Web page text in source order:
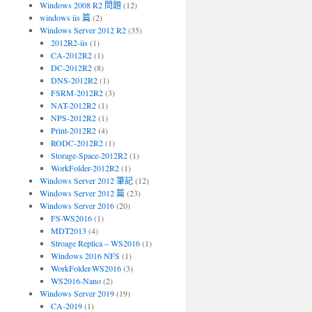
Windows 2008 R2 問題(12)
windows iis 篇(2)
Windows Server 2012 R2(35)
2012R2-iis(1)
CA-2012R2(1)
DC-2012R2(8)
DNS-2012R2(1)
FSRM-2012R2(3)
NAT-2012R2(1)
NPS-2012R2(1)
Print-2012R2(4)
RODC-2012R2(1)
Storage-Space-2012R2(1)
WorkFolder-2012R2(1)
Windows Server 2012 筆記(12)
Windows Server 2012 篇(23)
Windows Server 2016(20)
FS-WS2016(1)
MDT2013 (4)
Stroage Replica – WS2016(1)
Windows 2016 NFS (1)
WorkFolder-WS2016(3)
WS2016-Nano(2)
Windows Server 2019(19)
CA-2019(1)